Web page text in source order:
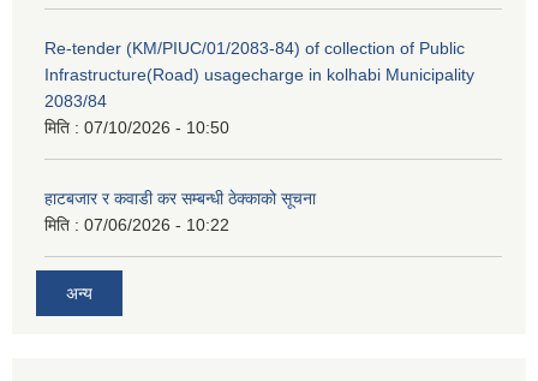
Re-tender (KM/PIUC/01/2083-84) of collection of Public
Infrastructure(Road) usagecharge in kolhabi Municipality
2083/84
मिति : 07/10/2026 - 10:50
हाटबजार र कवाडी कर सम्बन्धी ठेक्काको सूचना
मिति : 07/06/2026 - 10:22
अन्य